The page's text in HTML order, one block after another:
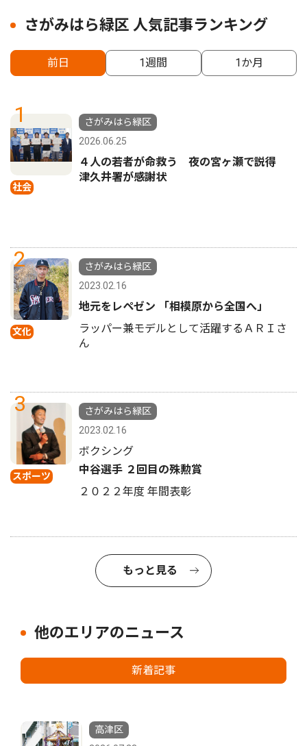
さがみはら緑区 人気記事ランキング
前日 1週間 1か月
1
社会
さがみはら緑区
2026.06.25
４人の若者が命救う 夜の宮ヶ瀬で説得
津久井署が感謝状
2
文化
さがみはら緑区
2023.02.16
地元をレペゼン 「相模原から全国へ」
ラッパー兼モデルとして活躍するＡＲＩさ
ん
3
スポーツ
さがみはら緑区
2023.02.16
ボクシング
中谷選手 ２回目の殊勲賞
２０２２年度 年間表彰
もっと見る
他のエリアのニュース
新着記事
高津区